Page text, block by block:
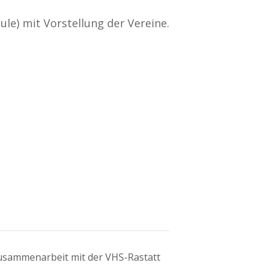
mit Vorstellung der Vereine.
mit der VHS-Rastatt